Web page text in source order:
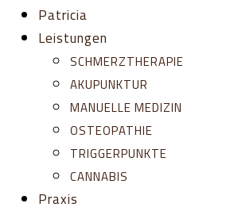
Patricia
Leistungen
SCHMERZTHERAPIE
AKUPUNKTUR
MANUELLE MEDIZIN
OSTEOPATHIE
TRIGGERPUNKTE
CANNABIS
Praxis